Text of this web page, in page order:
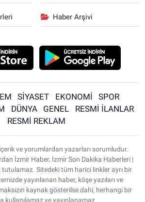
Haber Arşivi
SİYASET EKONOMİ
SPOR
DÜNYA GENEL
RESMİ İLANLAR
RESMİ REKLAM
ve yorumlardan yazarları sorumludur.
İzmir Haber, İzmir Son Dakika Haberleri |
Sitedeki tüm harici linkler ayrı bir
yayınlanan haber, köşe yazıları ve
kaynak gösterilse dahi, herhangi bir
kullanılamaz ve yayınlanamaz